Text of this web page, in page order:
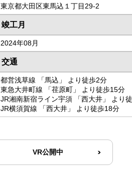
東京都大田区東馬込１丁目29-2
竣工月
2024年08月
交通
都営浅草線 「馬込」 より徒歩2分
東急大井町線 「荏原町」 より徒歩15分
JR湘南新宿ライン宇須 「西大井」 より
JR横須賀線 「西大井」 より徒歩18分
VR公開中